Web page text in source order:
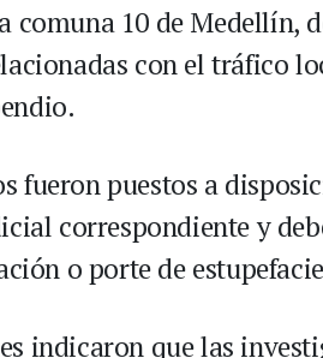
comuna 10 de Medellín,
con el tráfico
fueron puestos a
correspondiente y
o porte de
indicaron que las